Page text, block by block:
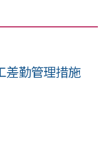
差勤管理措施